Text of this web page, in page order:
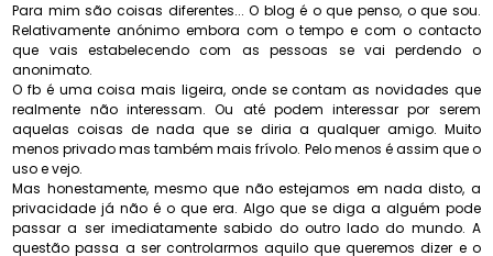
Para mim são coisas diferentes... O blog é o que penso, o que sou.
Relativamente anónimo embora com o tempo e com o contacto
que vais estabelecendo com as pessoas se vai perdendo o
anonimato.
O fb é uma coisa mais ligeira, onde se contam as novidades que
realmente não interessam. Ou até podem interessar por serem
aquelas coisas de nada que se diria a qualquer amigo. Muito
menos privado mas também mais frívolo. Pelo menos é assim que o
uso e vejo.
Mas honestamente, mesmo que não estejamos em nada disto, a
privacidade já não é o que era. Algo que se diga a alguém pode
passar a ser imediatamente sabido do outro lado do mundo. A
questão passa a ser controlarmos aquilo que queremos dizer e o